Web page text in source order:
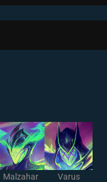
Malzahar Varus